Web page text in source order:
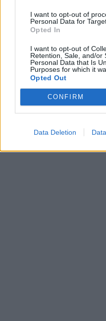
I want to opt-out of
Personal Data for
Opted In
I want to opt-out of
Retention, Sale, and/or
Personal Data that Is
Purposes for which it
Opted Out
CONFIRM
Data Deletion